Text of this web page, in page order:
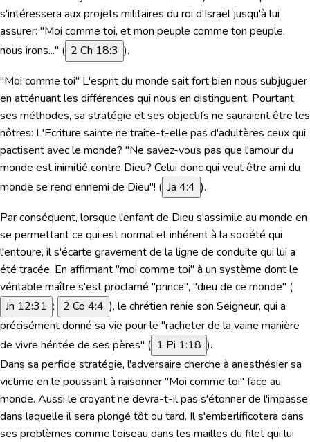
s'intéressera aux projets militaires du roi d'Israël jusqu'à lui
assurer: "Moi comme toi, et mon peuple comme ton peuple,
nous irons..." ( 2 Ch 18:3 ).
"Moi comme toi" L'esprit du monde sait fort bien nous subjuguer
en atténuant les différences qui nous en distinguent. Pourtant
ses méthodes, sa stratégie et ses objectifs ne sauraient être les
nôtres: L'Ecriture sainte ne traite-t-elle pas d'adultères ceux qui
pactisent avec le monde? "Ne savez-vous pas que l'amour du
monde est inimitié contre Dieu? Celui donc qui veut être ami du
monde se rend ennemi de Dieu"! ( Ja 4:4 ).
Par conséquent, lorsque l'enfant de Dieu s'assimile au monde en
se permettant ce qui est normal et inhérent à la société qui
l'entoure, il s'écarte gravement de la ligne de conduite qui lui a
été tracée. En affirmant "moi comme toi" à un système dont le
véritable maître s'est proclamé "prince", "dieu de ce monde" (
Jn 12:31 ; 2 Co 4:4 ), le chrétien renie son Seigneur, qui a
précisément donné sa vie pour le "racheter de la vaine manière
de vivre héritée de ses pères" ( 1 Pi 1:18 ).
Dans sa perfide stratégie, l'adversaire cherche à anesthésier sa
victime en le poussant à raisonner "Moi comme toi" face au
monde. Aussi le croyant ne devra-t-il pas s'étonner de l'impasse
dans laquelle il sera plongé tôt ou tard. Il s'emberlificotera dans
ses problèmes comme l'oiseau dans les mailles du filet qui lui